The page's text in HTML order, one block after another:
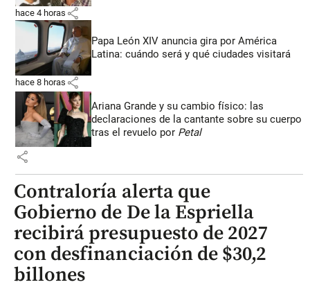
hace 4 horas share
Papa León XIV anuncia gira por América
Latina: cuándo será y qué ciudades visitará
hace 8 horas share
Ariana Grande y su cambio físico: las
declaraciones de la cantante sobre su cuerpo
tras el revuelo por Petal
share
Contraloría alerta que
Gobierno de De la Espriella
recibirá presupuesto de 2027
con desfinanciación de $30,2
billones